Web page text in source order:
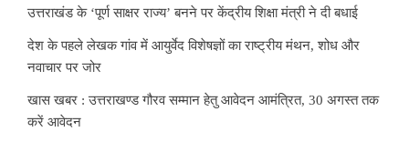
उत्तराखंड के ‘पूर्ण साक्षर राज्य’ बनने पर केंद्रीय शिक्षा मंत्री ने दी बधाई
देश के पहले लेखक गांव में आयुर्वेद विशेषज्ञों का राष्ट्रीय मंथन, शोध और
नवाचार पर जोर
खास खबर : उत्तराखण्ड गौरव सम्मान हेतु आवेदन आमंत्रित, 30 अगस्त तक
करें आवेदन